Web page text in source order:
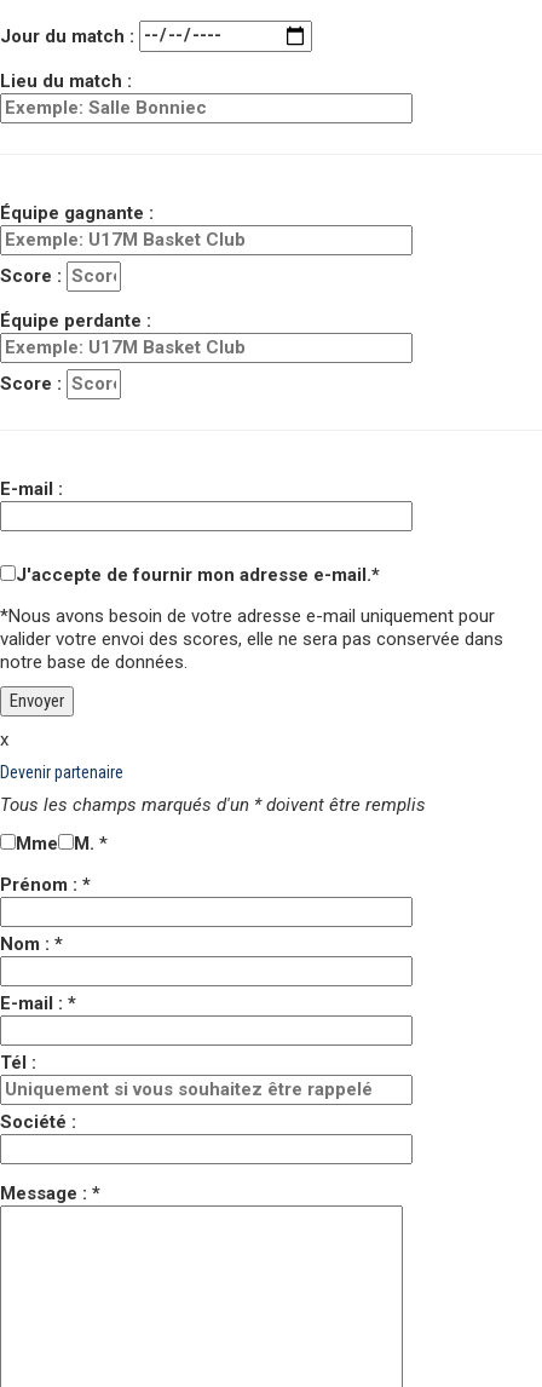
Jour du match :
Lieu du match :
Équipe gagnante :
Score :
Équipe perdante :
Score :
E-mail :
J'accepte de fournir mon adresse e-mail.*
*Nous avons besoin de votre adresse e-mail uniquement pour
valider votre envoi des scores, elle ne sera pas conservée dans
notre base de données.
x
Devenir partenaire
Tous les champs marqués d'un * doivent être remplis
Mme
M. *
Prénom : *
Nom : *
E-mail : *
Tél :
Société :
Message : *